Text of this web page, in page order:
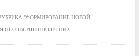
"ФОРМИРОВАНИЕ НОВОЙ
НЕСОВЕРШЕННОЛЕТНИХ".